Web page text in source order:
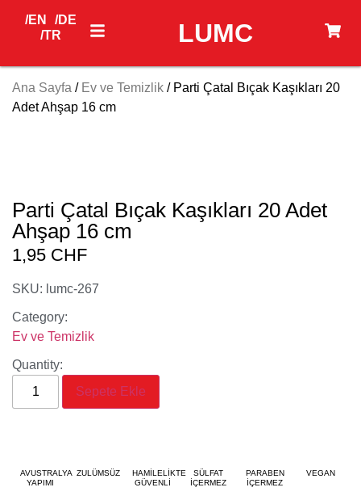
LUMC
/EN
/DE
/TR
Ana Sayfa / Ev ve Temizlik / Parti Çatal Bıçak Kaşıkları 20
Adet Ahşap 16 cm
Parti Çatal Bıçak Kaşıkları 20 Adet
Ahşap 16 cm
1,95 CHF
SKU: lumc-267
Category:
Ev ve Temizlik
Quantity:
Sepete Ekle
AVUSTRALYA
YAPIMI
ZULÜMSÜZ
HAMİLELİKTE
GÜVENLİ
SÜLFAT
İÇERMEZ
PARABEN
İÇERMEZ
VEGAN